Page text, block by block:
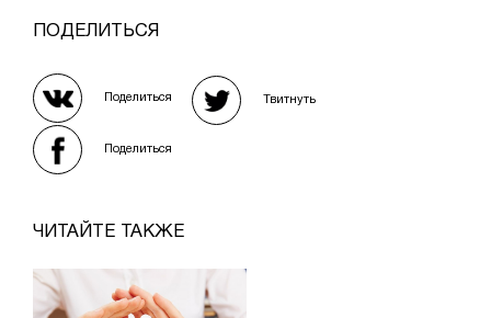
ПОДЕЛИТЬСЯ
Поделиться Твитнуть
Поделиться
ЧИТАЙТЕ ТАКЖЕ